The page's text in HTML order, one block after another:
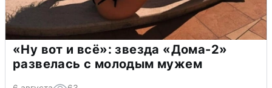
«Ну вот и всё»: звезда «Дома-2»
развелась с молодым мужем